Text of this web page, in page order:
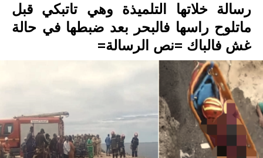
رسالة خلاتها التلميذة وهي تاتبكي قبل
ماتلوح راسها فالبحر بعد ضبطها في حالة
غش فالباك =نص الرسالة=